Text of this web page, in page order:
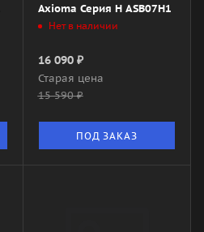
Axioma Серия H ASB07H1
Нет в наличии
16 090₽
Старая цена
15 590₽
ПОД ЗАКАЗ